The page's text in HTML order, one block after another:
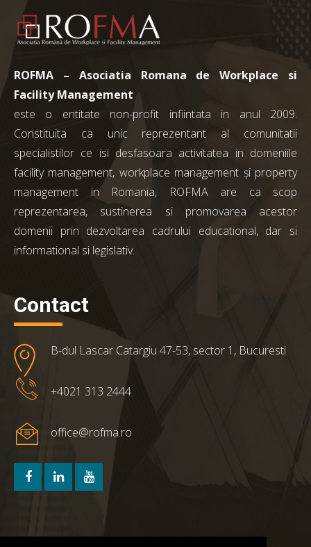
ROFMA – Asociatia Romana de Workplace si
Facility Management
este o entitate non-profit infiintata in anul 2009.
Constituita ca unic reprezentant al comunitatii
specialistilor ce isi desfasoara activitatea in domeniile
facility management, workplace management și property
management in Romania, ROFMA are ca scop
reprezentarea, sustinerea si promovarea acestor
domenii prin dezvoltarea cadrului educational, dar si
informational si legislativ.
Contact
B-dul Lascar Catargiu 47-53, sector 1, Bucuresti
+4021 313 2444
office@rofma.ro